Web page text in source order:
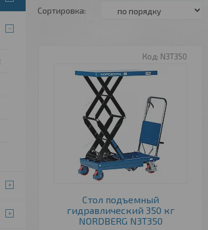
N3T350
Стол подъемный
гидравлический 350 кг
NORDBERG N3T350